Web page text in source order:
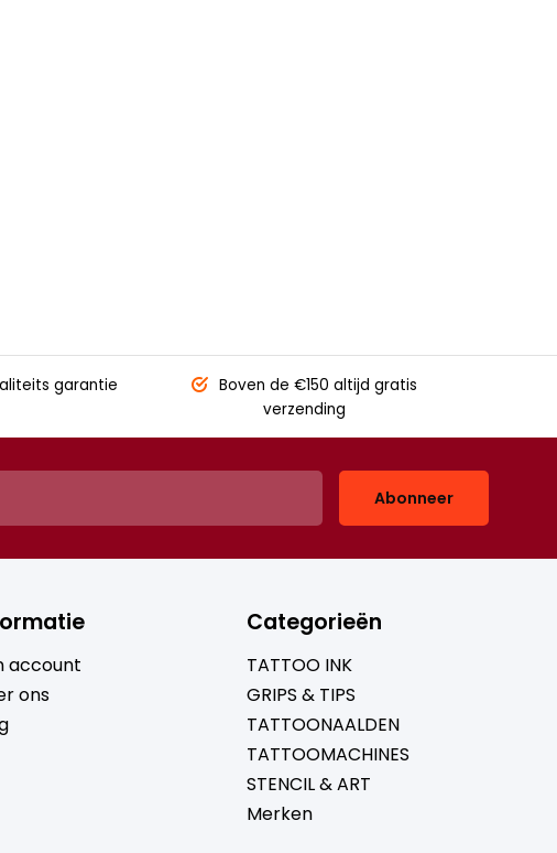
garantie Boven de €150 altijd gratis
verzending
Abonneer
account
ons
Categorieën
TATTOO INK
GRIPS & TIPS
TATTOONAALDEN
TATTOOMACHINES
STENCIL & ART
Merken